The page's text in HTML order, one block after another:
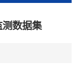
数据集